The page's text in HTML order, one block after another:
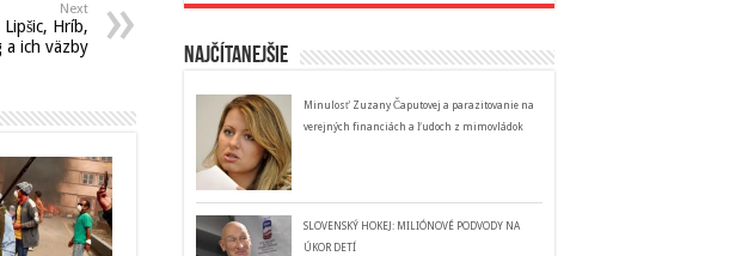
Next
Hríb,
a ich väzby
Najčítanejšie
Minulosť Zuzany Čaputovej a parazitovanie na
verejných financiách a ľudoch z mimovládok
SLOVENSKÝ HOKEJ: MILIÓNOVÉ PODVODY NA
ÚKOR DETÍ